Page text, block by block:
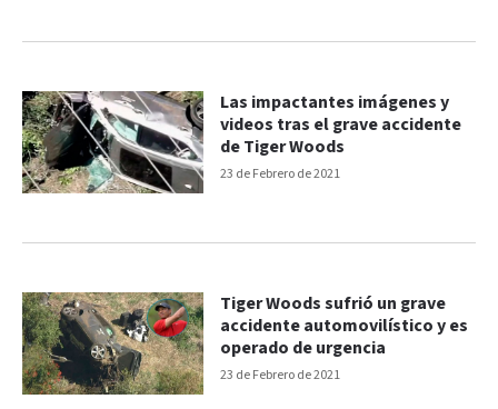
23 de Febrero de 2021
Las impactantes imágenes y
videos tras el grave accidente
de Tiger Woods
23 de Febrero de 2021
Tiger Woods sufrió un grave
accidente automovilístico y es
operado de urgencia